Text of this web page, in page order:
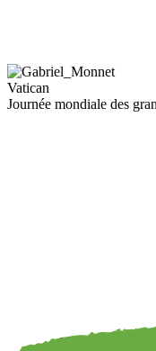
Vatican
Journée mondiale des